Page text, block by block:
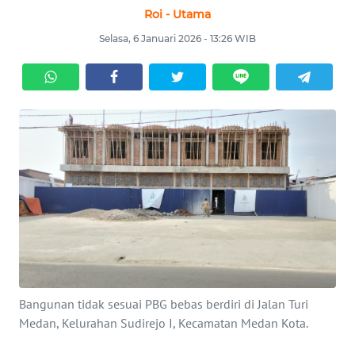
Roi - Utama
Selasa, 6 Januari 2026 - 13:26 WIB
Bangunan tidak sesuai PBG bebas berdiri di Jalan Turi
Medan, Kelurahan Sudirejo I, Kecamatan Medan Kota.
TOKOH
KONTAK
KAMI
INFO
TENTANG
KAMI